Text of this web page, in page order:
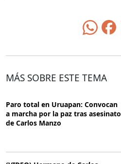
MÁS SOBRE ESTE TEMA
Paro total en Uruapan: Convocan
a marcha por la paz tras asesinato
de Carlos Manzo